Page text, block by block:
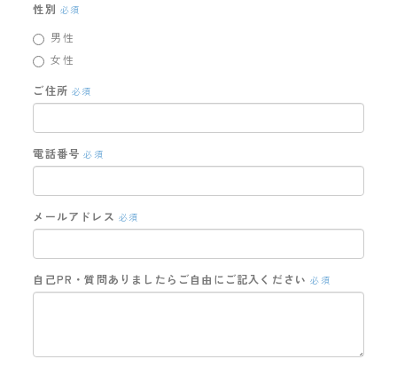
性別必須
男性
女性
ご住所必須
電話番号必須
メールアドレス必須
自己PR・質問ありましたらご自由にご記入ください必須